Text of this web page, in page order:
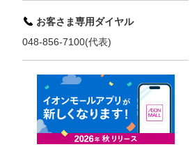
お客さま専用ダイヤル
048-856-7100(代表)